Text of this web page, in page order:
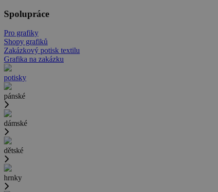
Spolupráce
Pro grafiky
Shopy grafiků
Zakázkový potisk textilu
Grafika na zakázku
potisky
pánské
dámské
dětské
hrnky